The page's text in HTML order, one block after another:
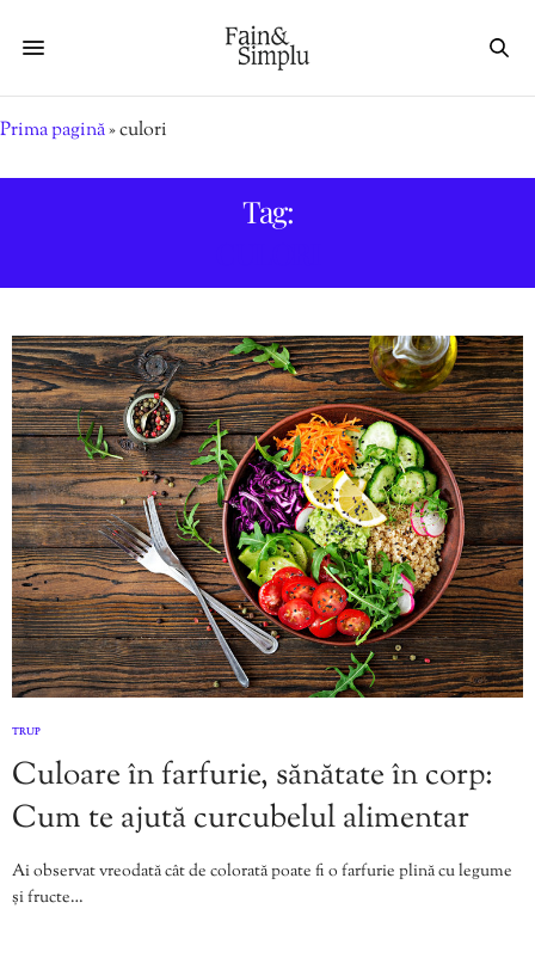
Prima pagină»culori
Tag:
TRUP
Culoare în farfurie, sănătate în corp:
Cum te ajută curcubelul alimentar
Ai observat vreodată cât de colorată poate fi o farfurie plină cu legume
și fructe…